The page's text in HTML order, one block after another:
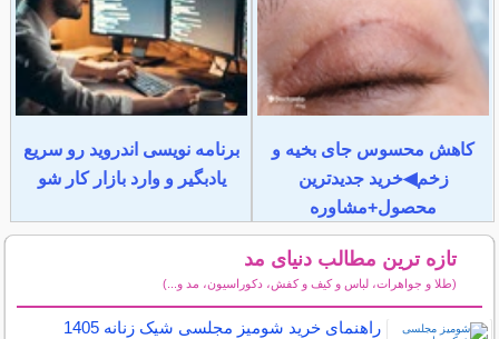
کاهش محسوس جای بخیه و
زخم◀خرید جدیدترین
محصول+مشاوره
برنامه نویسی اندروید رو سریع
یادبگیر و وارد بازار کار شو
تازه ترین مطالب دنیای مد
(طلا و جواهرات، لباس و کیف و کفش، دکوراسیون، مد و...)
راهنمای خرید شومیز مجلسی شیک زنانه 1405